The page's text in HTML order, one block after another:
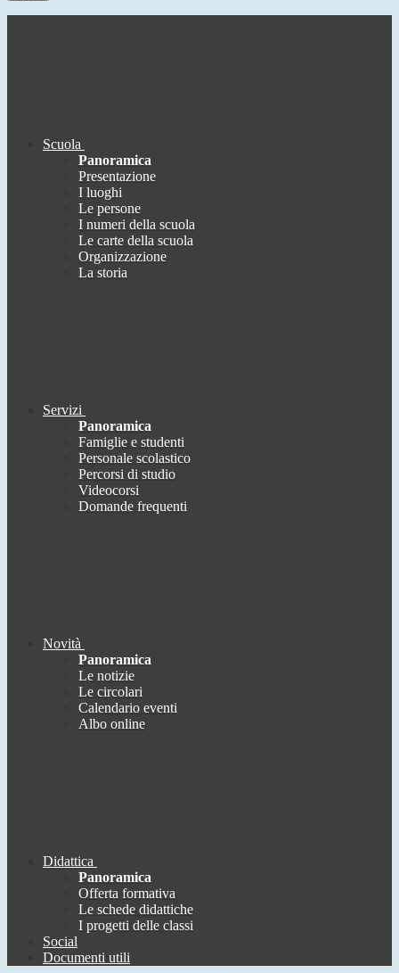
Scuola
Panoramica
Presentazione
I luoghi
Le persone
I numeri della scuola
Le carte della scuola
Organizzazione
La storia
Servizi
Panoramica
Famiglie e studenti
Personale scolastico
Percorsi di studio
Videocorsi
Domande frequenti
Novità
Panoramica
Le notizie
Le circolari
Calendario eventi
Albo online
Didattica
Panoramica
Offerta formativa
Le schede didattiche
I progetti delle classi
Social
Documenti utili